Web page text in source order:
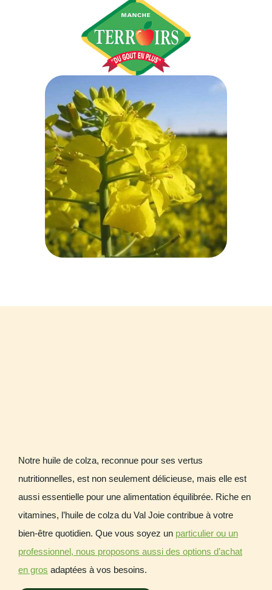
Notre huile de colza, reconnue pour ses vertus
nutritionnelles, est non seulement délicieuse, mais elle est
aussi essentielle pour une alimentation équilibrée. Riche en
vitamines, l’huile de colza du Val Joie contribue à votre
bien-être quotidien. Que vous soyez un particulier ou un
professionnel, nous proposons aussi des options d’achat
en gros adaptées à vos besoins.